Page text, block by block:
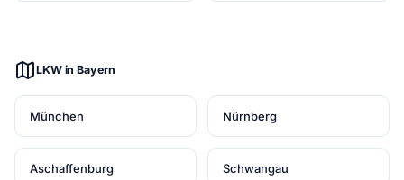
LKW in Bayern
München Nürnberg
Aschaffenburg Schwangau